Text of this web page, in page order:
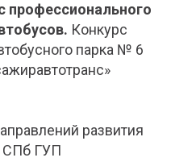
Конкурс
парка № 6
развития
СПб ГУП